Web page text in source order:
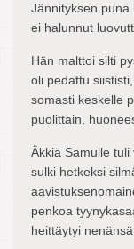
Jännityksen puna
ei halunnut
Hän malttoi silti
oli pedattu
somasti keskelle
puolittain,
Äkkiä Samulle
sulki hetkeksi
penkoa
heittäytyi